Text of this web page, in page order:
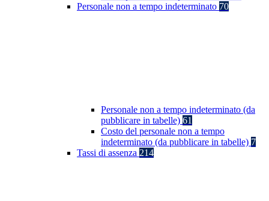
Personale non a tempo indeterminato 70
Personale non a tempo indeterminato (da
pubblicare in tabelle) 61
Costo del personale non a tempo
indeterminato (da pubblicare in tabelle) 7
Tassi di assenza 214